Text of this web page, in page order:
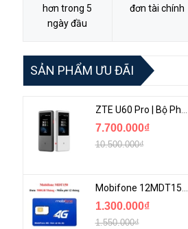
hơn trong 5
ngày đầu
đơn tài chính
SẢN PHẨM ƯU ĐÃI
ZTE U60 Pro | Bộ Phát 5G Cầm Tay Tích Hợp Công Nghệ WiFi 7, Pin 10000mAh
7.700.000₫
10.500.000₫
Mobifone 12MDT150 | Sim Chuyên 4G Mobifone Dung Lượng Cao 500GB/Tháng Gói 1 Năm
1.300.000₫
1.550.000₫